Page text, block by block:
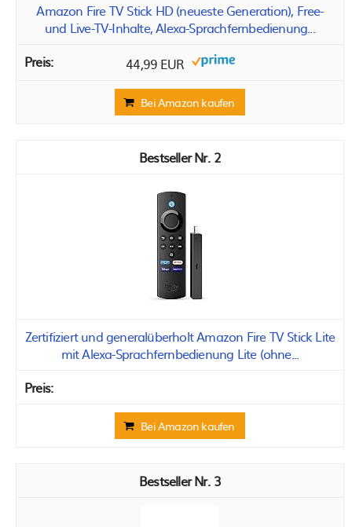
Amazon Fire TV Stick HD (neueste Generation), Free-
und Live-TV-Inhalte, Alexa-Sprachfernbedienung...
44,99 EUR
Bei Amazon kaufen
2
Zertifiziert und generalüberholt Amazon Fire TV Stick Lite
mit Alexa-Sprachfernbedienung Lite (ohne...
Bei Amazon kaufen
3